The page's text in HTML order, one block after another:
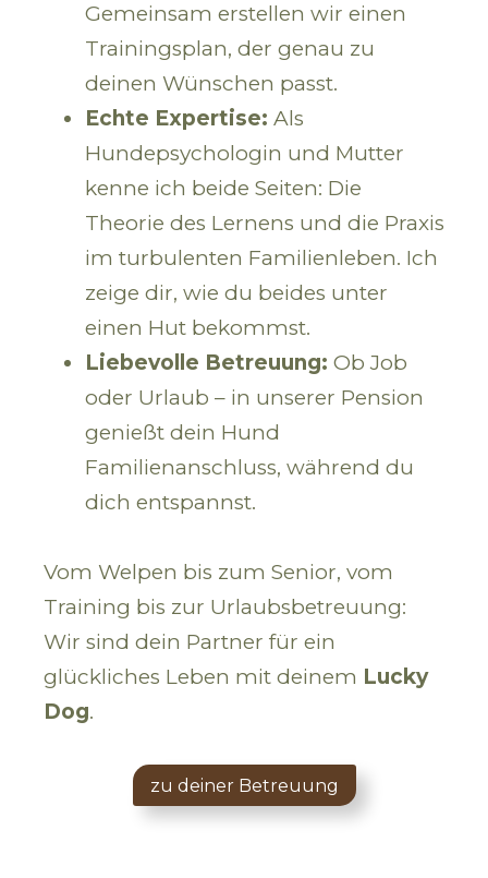
Gemeinsam erstellen wir einen
Trainingsplan, der genau zu
deinen Wünschen passt.
Echte Expertise: Als
Hundepsychologin und Mutter
kenne ich beide Seiten: Die
Theorie des Lernens und die Praxis
im turbulenten Familienleben. Ich
zeige dir, wie du beides unter
einen Hut bekommst.
Liebevolle Betreuung: Ob Job
oder Urlaub – in unserer Pension
genießt dein Hund
Familienanschluss, während du
dich entspannst.
Vom Welpen bis zum Senior, vom
Training bis zur Urlaubsbetreuung:
Wir sind dein Partner für ein
glückliches Leben mit deinem Lucky
Dog.
zu deiner Betreuung